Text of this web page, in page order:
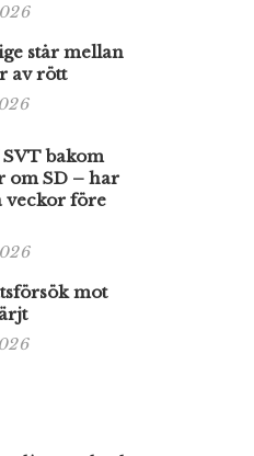
står mellan
av rött
SVT bakom
om SD – har
veckor före
mot